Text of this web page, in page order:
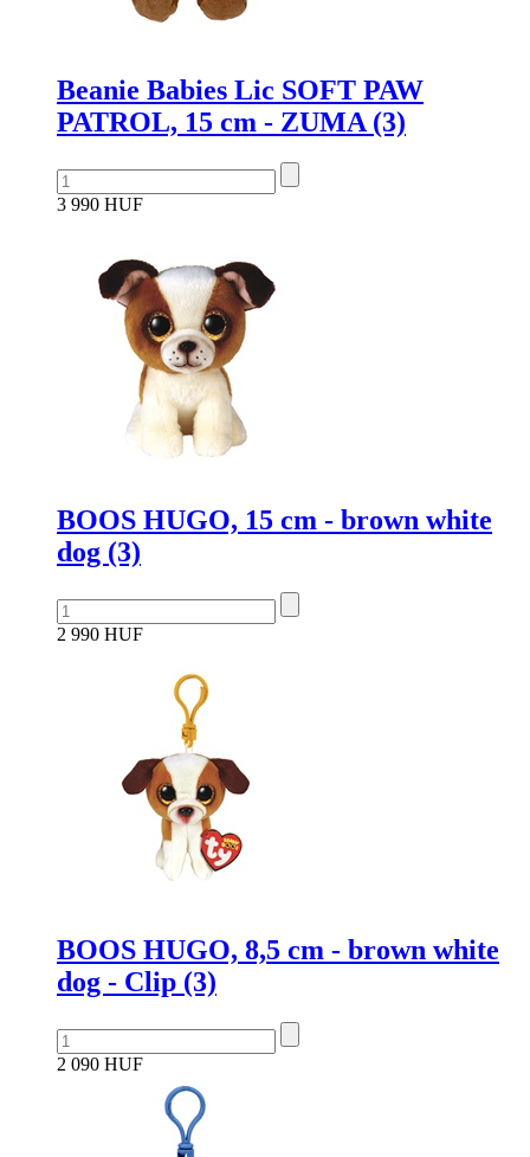
Beanie Babies Lic SOFT PAW
PATROL, 15 cm - ZUMA (3)
3 990 HUF
BOOS HUGO, 15 cm - brown white
dog (3)
2 990 HUF
BOOS HUGO, 8,5 cm - brown white
dog - Clip (3)
2 090 HUF